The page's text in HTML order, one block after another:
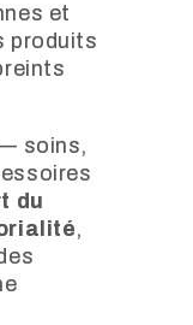
et
produits
soins,
du
,